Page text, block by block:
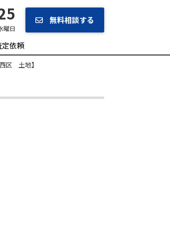
曜日
無料相談する
依頼
土地】